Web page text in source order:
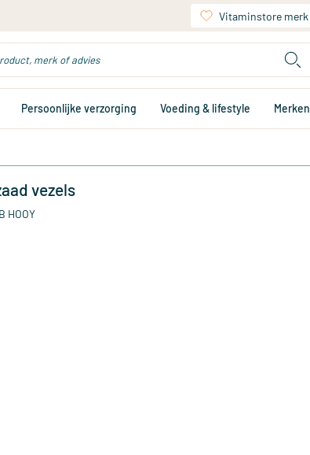
Vitaminstore merk
Persoonlijke verzorging Voeding & lifestyle Merken
vezels
HOOY